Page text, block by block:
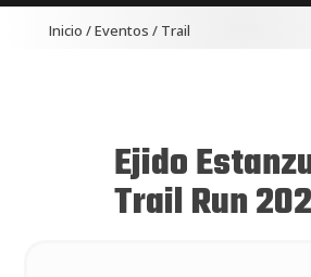
Inicio /Eventos / Trail
Ejido
Trail Run